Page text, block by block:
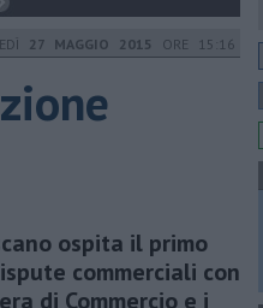
27 MAGGIO 2015 ORE 15:16
ospita il primo
commerciali con
di Commercio e i